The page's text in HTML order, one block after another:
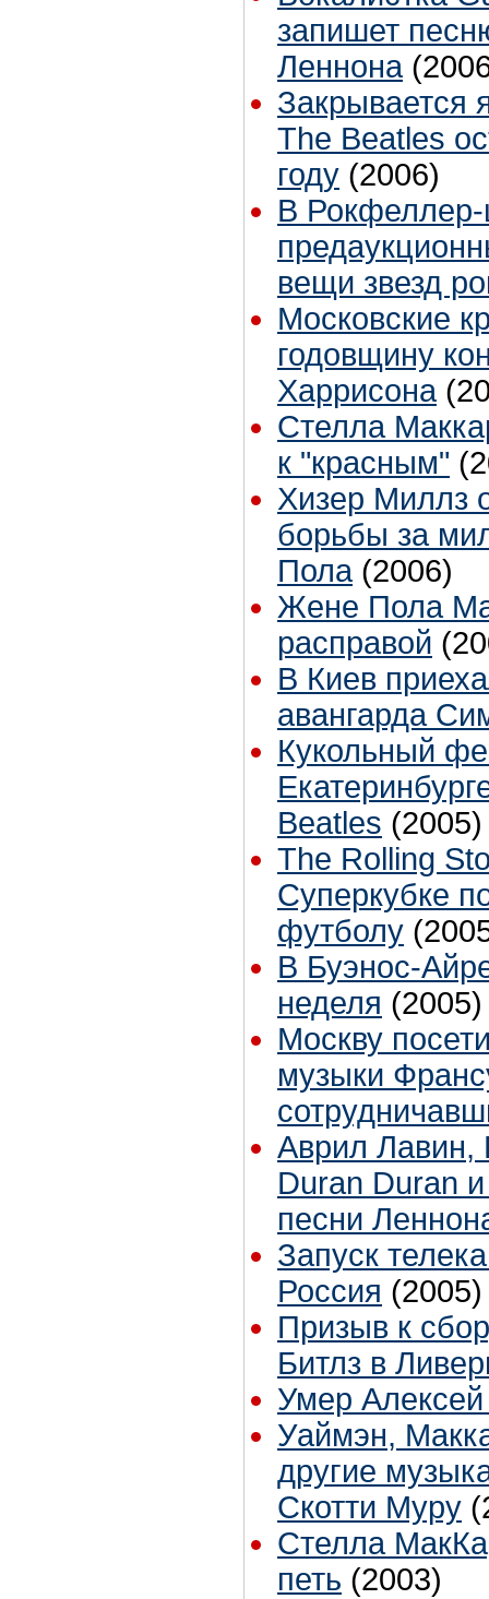
запишет
Леннона
Закрывается
The Beatles
году (2006)
В Рокфеллер-
вещи звезд
Московские
годовщину
Харрисона
Стелла
к "красным"
Хизер Миллз
борьбы за
Пола (2006)
Жене Пола
расправой
В Киев
авангарда
Кукольный
Beatles (2005)
The Rolling
Суперкубке
футболу
В Буэнос-
неделя (2005)
Москву
музыки
Аврил Лавин,
Duran Duran
песни
Запуск
Россия (2005)
Призыв к
Битлз в
Умер Алексей
Уаймэн,
другие
Скотти Муру
Стелла
петь (2003)